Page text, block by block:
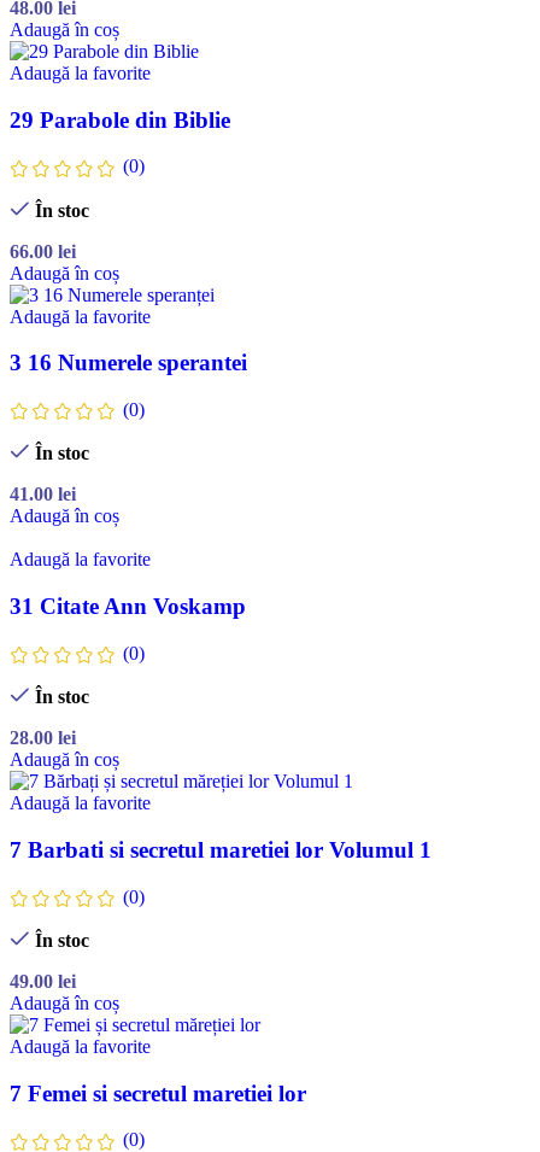
48.00 lei
Adaugă în coș
Adaugă la favorite
29 Parabole din Biblie
(0)
În stoc
66.00 lei
Adaugă în coș
Adaugă la favorite
3 16 Numerele sperantei
(0)
În stoc
41.00 lei
Adaugă în coș
Adaugă la favorite
31 Citate Ann Voskamp
(0)
În stoc
28.00 lei
Adaugă în coș
Adaugă la favorite
7 Barbati si secretul maretiei lor Volumul 1
(0)
În stoc
49.00 lei
Adaugă în coș
Adaugă la favorite
7 Femei si secretul maretiei lor
(0)